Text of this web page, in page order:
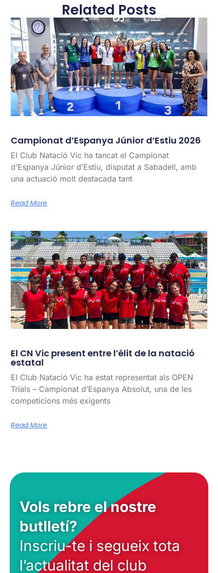
Related Posts
Campionat d’Espanya Júnior d’Estiu 2026
El Club Natació Vic ha tancat el Campionat
d’Espanya Júnior d’Estiu, disputat a Sabadell, amb
una actuació molt destacada tant
Read More
El CN Vic present entre l’élit de la natació
estatal
El Club Natació Vic ha estat representat als OPEN
Trials – Campionat d’Espanya Absolut, una de les
competicions més exigents
Read More
Vols rebre el nostre
butlletí?
Inscriu-te i segueix tota
l’actualitat del club